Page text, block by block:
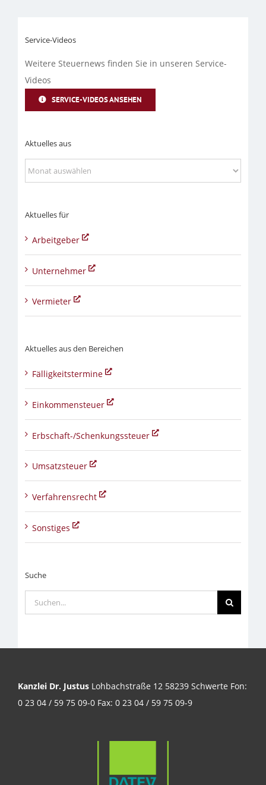
Service-Videos
Weitere Steuernews finden Sie in unseren Service-
Videos
SERVICE-VIDEOS ANSEHEN
Aktuelles aus
Aktuelles
aus
Aktuelles für
Arbeitgeber
Unternehmer
Vermieter
Aktuelles aus den Bereichen
Fälligkeitstermine
Einkommensteuer
Erbschaft-/Schenkungssteuer
Umsatzsteuer
Verfahrensrecht
Sonstiges
Suche
Suche
nach:
Kanzlei Dr. Justus Lohbachstraße 12 58239 Schwerte Fon:
0 23 04 / 59 75 09-0 Fax: 0 23 04 / 59 75 09-9